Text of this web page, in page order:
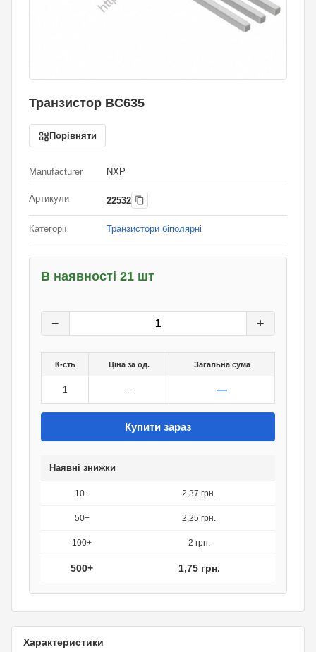
Транзистор BC635
Порівняти
Manufacturer NXP
Артикули 22532
Категорії Транзистори біполярні
В наявності 21 шт
− +
К-сть Ціна за од. Загальна сума
1 — —
Купити зараз
Наявні знижки
10+ 2,37 грн.
50+ 2,25 грн.
100+ 2 грн.
500+ 1,75 грн.
Характеристики